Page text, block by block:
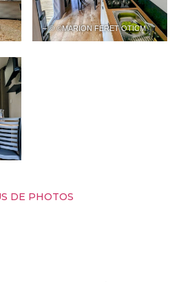
– © ©MARION FERET OTICM
DE PHOTOS